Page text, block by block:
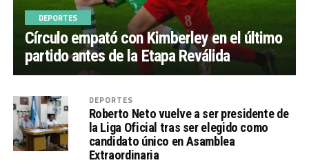
DEPORTES
Círculo empató con Kimberley en el último
partido antes de la Etapa Reválida
DEPORTES
Roberto Neto vuelve a ser presidente de
la Liga Oficial tras ser elegido como
candidato único en Asamblea
Extraordinaria